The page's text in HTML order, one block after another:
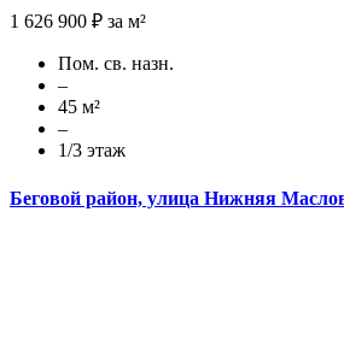
1 626 900 ₽ за м²
Пом. св. назн.
–
45 м²
–
1/3 этаж
Беговой район, улица Нижняя